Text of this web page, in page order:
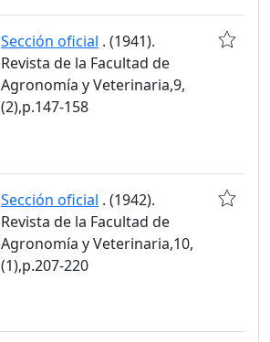
Sección oficial . (1941).
Revista de la Facultad de
Agronomía y Veterinaria,9,
(2),p.147-158
Sección oficial . (1942).
Revista de la Facultad de
Agronomía y Veterinaria,10,
(1),p.207-220